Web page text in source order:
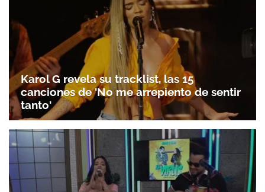
Karol G revela su tracklist, las 15
canciones de 'No me arrepiento de sentir
tanto'